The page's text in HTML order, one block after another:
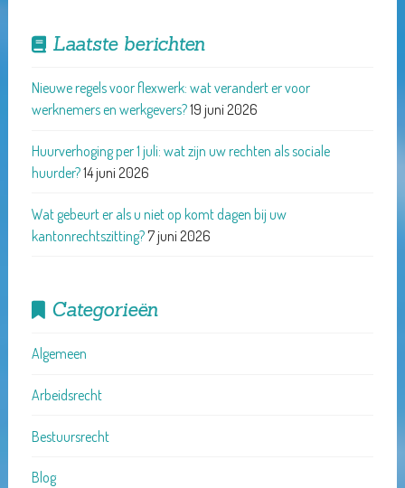
Laatste berichten
Nieuwe regels voor flexwerk: wat verandert er voor
werknemers en werkgevers?19 juni 2026
Huurverhoging per 1 juli: wat zijn uw rechten als sociale
huurder?14 juni 2026
Wat gebeurt er als u niet op komt dagen bij uw
kantonrechtszitting?7 juni 2026
Categorieën
Algemeen
Arbeidsrecht
Bestuursrecht
Blog